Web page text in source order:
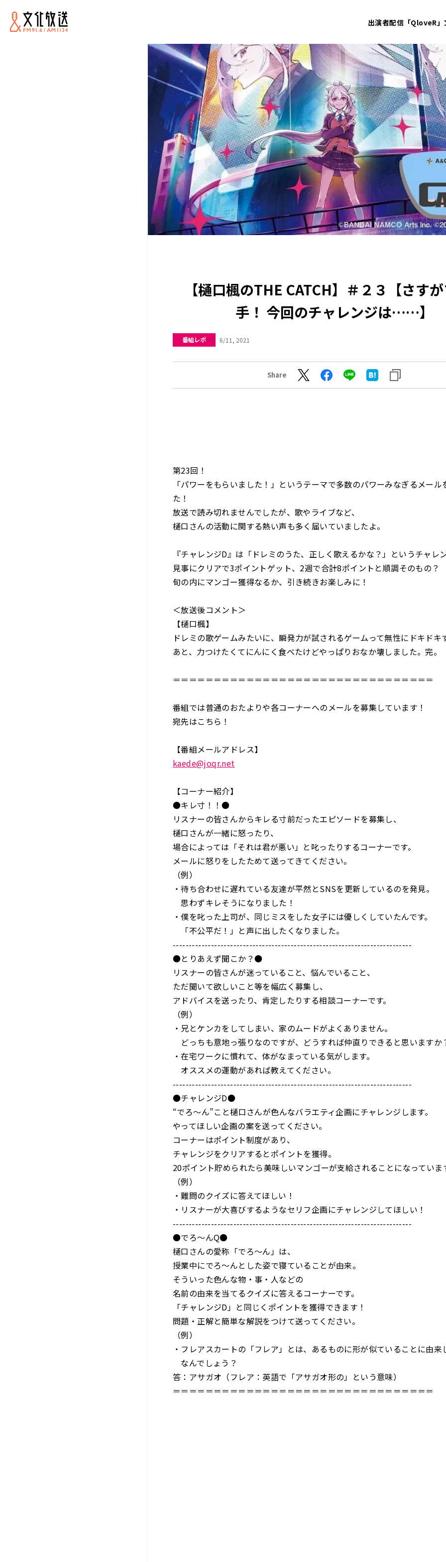
出演者配信「QloveR」
【樋口楓のTHE CATCH】＃２３【さす
手！ 今回のチャレンジは……】
番組レポ 6/11, 2021
Share
第23回！
「パワーをもらいました！」というテーマで多数のパワーみなぎるメール
た！
放送で読み切れませんでしたが、歌やライブなど、
樋口さんの活動に関する熱い声も多く届いていましたよ。
『チャレンジD』は「ドレミのうた、正しく歌えるかな？」というチャレ
見事にクリアで3ポイントゲット、2週で合計8ポイントと順調そのもの？
旬の内にマンゴー獲得なるか、引き続きお楽しみに！
＜放送後コメント＞
【樋口楓】
ドレミの歌ゲームみたいに、瞬発力が試されるゲームって無性にドキド
あと、力つけたくてにんにく食べたけどやっぱりおなか壊しました。完。
＝＝＝＝＝＝＝＝＝＝＝＝＝＝＝＝＝＝＝＝＝＝＝＝＝＝＝＝＝＝＝＝
番組では普通のおたよりや各コーナーへのメールを募集しています！
宛先はこちら！
【番組メールアドレス】
kaede@joqr.net
【コーナー紹介】
●キレ寸！！●
リスナーの皆さんからキレる寸前だったエピソードを募集し、
樋口さんが一緒に怒ったり、
場合によっては「それは君が悪い」と叱ったりするコーナーです。
メールに怒りをしたためて送ってきてください。
（例）
・待ち合わせに遅れている友達が平然とSNSを更新しているのを発見。
思わずキレそうになりました！
・僕を叱った上司が、同じミスをした女子には優しくしていたんです。
「不公平だ！」と声に出したくなりました。
---------------------------------------------------------------------------
●とりあえず聞こか？●
リスナーの皆さんが迷っていること、悩んでいること、
ただ聞いて欲しいこと等を幅広く募集し、
アドバイスを送ったり、肯定したりする相談コーナーです。
（例）
・兄とケンカをしてしまい、家のムードがよくありません。
どっちも意地っ張りなのですが、どうすれば仲直りできると思いますか
・在宅ワークに慣れて、体がなまっている気がします。
オススメの運動があれば教えてください。
---------------------------------------------------------------------------
●チャレンジD●
“でろ～ん”こと樋口さんが色んなバラエティ企画にチャレンジします。
やってほしい企画の案を送ってください。
コーナーはポイント制度があり、
チャレンジをクリアするとポイントを獲得。
20ポイント貯められたら美味しいマンゴーが支給されることになっていま
（例）
・難問のクイズに答えてほしい！
・リスナーが大喜びするようなセリフ企画にチャレンジしてほしい！
---------------------------------------------------------------------------
●でろ～んQ●
樋口さんの愛称「でろ～ん」は、
授業中にでろ～んとした姿で寝ていることが由来。
そういった色んな物・事・人などの
名前の由来を当てるクイズに答えるコーナーです。
「チャレンジD」と同じくポイントを獲得できます！
問題・正解と簡単な解説をつけて送ってください。
（例）
・フレアスカートの「フレア」とは、あるものに形が似ていることに由来
なんでしょう？
答：アサガオ（フレア：英語で「アサガオ形の」という意味）
＝＝＝＝＝＝＝＝＝＝＝＝＝＝＝＝＝＝＝＝＝＝＝＝＝＝＝＝＝＝＝＝